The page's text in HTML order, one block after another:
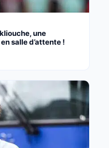
une
salle d’attente !